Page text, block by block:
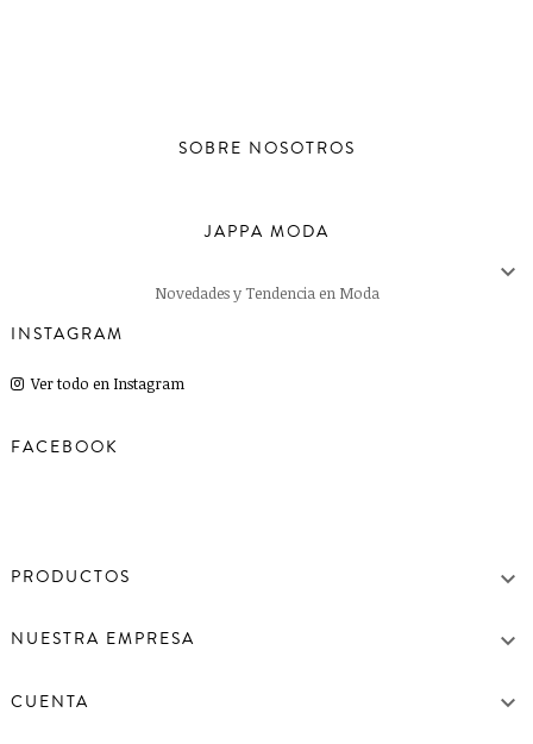
SOBRE NOSOTROS
JAPPA MODA

Novedades y Tendencia en Moda
INSTAGRAM
Ver todo en Instagram
FACEBOOK
PRODUCTOS 
NUESTRA EMPRESA 
CUENTA 